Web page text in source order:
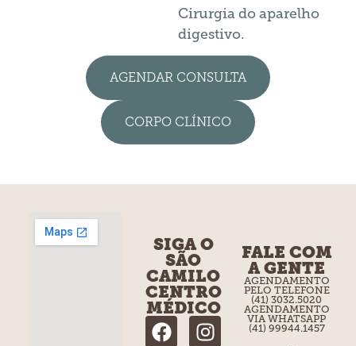
Cirurgia do aparelho
digestivo.
AGENDAR CONSULTA
CORPO CLÍNICO
SIGA O
SÃO
CAMILO
CENTRO
MÉDICO
FALE COM
A GENTE
AGENDAMENTO
PELO TELEFONE
(41) 3032.5020
AGENDAMENTO
VIA WHATSAPP
(41) 99944.1457